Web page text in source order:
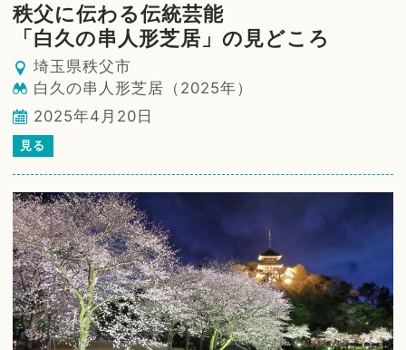
秩父に伝わる伝統芸能
「白久の串人形芝居」の見どころ
埼玉県秩父市
白久の串人形芝居（2025年）
2025年4月20日
見る